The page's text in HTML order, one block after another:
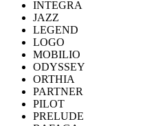
INTEGRA
JAZZ
LEGEND
LOGO
MOBILIO
ODYSSEY
ORTHIA
PARTNER
PILOT
PRELUDE